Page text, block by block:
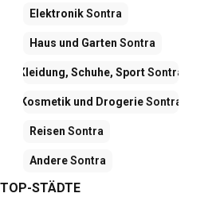
ElektronikSontra
Haus und Garten Sontra
Kleidung, Schuhe, SportSontra
Kosmetik und DrogerieSontra
Reisen Sontra
AndereSontra
TOP-STÄDTE